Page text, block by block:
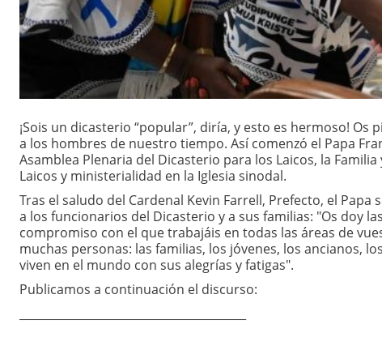
¡Sois un dicasterio “popular”, diría, y esto es hermoso!
a los hombres de nuestro tiempo. Así comenzó el Papa
Asamblea Plenaria del Dicasterio para los Laicos, la
Laicos y ministerialidad en la Iglesia sinodal.
Tras el saludo del Cardenal Kevin Farrell, Prefecto, el
a los funcionarios del Dicasterio y a sus familias: "Os doy
compromiso con el que trabajáis en todas las áreas de
muchas personas: las familias, los jóvenes, los ancianos,
viven en el mundo con sus alegrías y fatigas".
Publicamos a continuación el discurso: